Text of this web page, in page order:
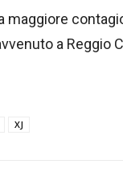
maggiore
a Reggio
XJ